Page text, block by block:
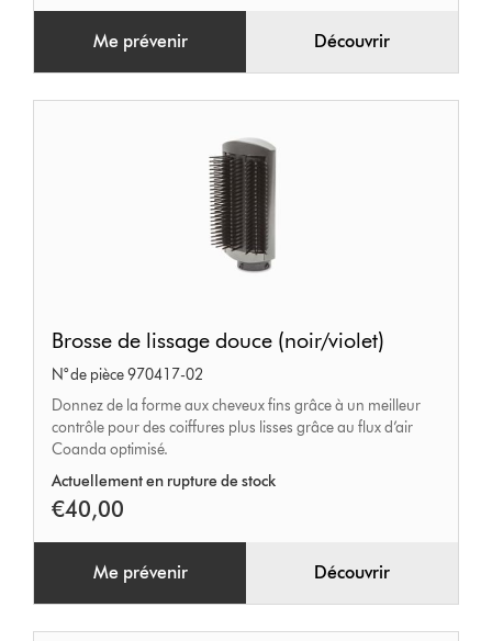
Me prévenir Découvrir
de
lissage
douce
(noir/violet)
Brosse de lissage douce (noir/violet)
N° de pièce 970417-02
Donnez de la forme aux cheveux fins grâce à un meilleur
contrôle pour des coiffures plus lisses grâce au flux d’air
Coanda optimisé.
Actuellement en rupture de stock
€40,00
Me prévenir Découvrir